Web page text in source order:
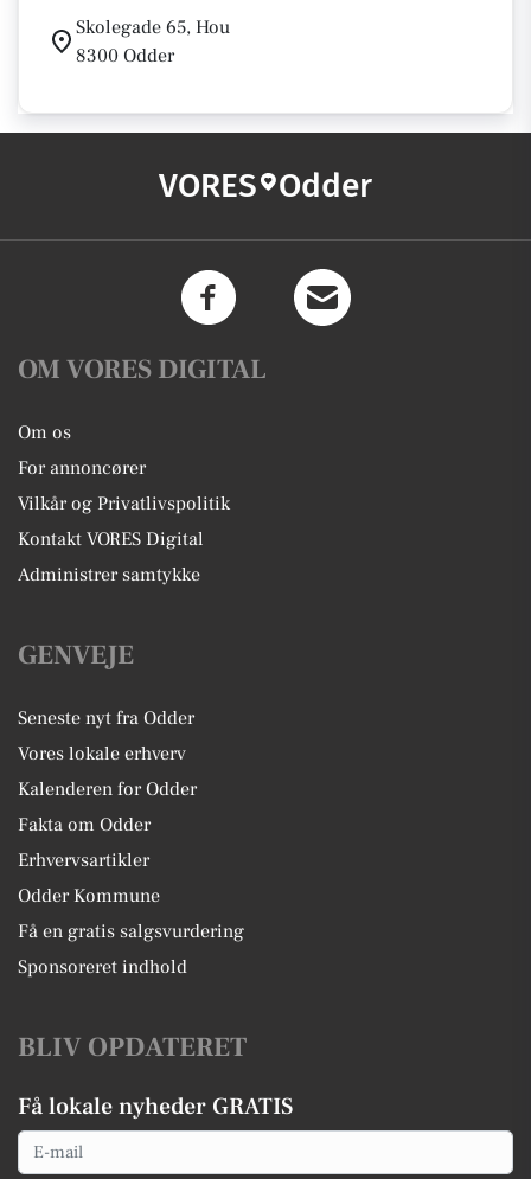
Skolegade 65, Hou
8300 Odder
VORES Odder
OM VORES DIGITAL
Om os
For annoncører
Vilkår og Privatlivspolitik
Kontakt VORES Digital
Administrer samtykke
GENVEJE
Seneste nyt fra Odder
Vores lokale erhverv
Kalenderen for Odder
Fakta om Odder
Erhvervsartikler
Odder Kommune
Få en gratis salgsvurdering
Sponsoreret indhold
BLIV OPDATERET
Få lokale nyheder GRATIS
Email